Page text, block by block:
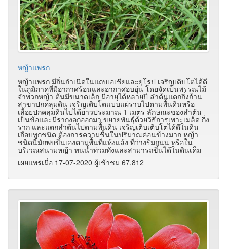
หญ้าแพรก
หญ้าแพรก มีถิ่นกำเนิดในแถบเอเชียและยุโรป เจริญเติบโตได้ดี
ในภูมิภาคที่มีอากาศร้อนและอากาศอบอุ่น โดยจัดเป็นพรรณไม้
จำพวกหญ้า ต้นมีขนาดเล็ก มีอายุได้หลายปี ลำต้นแตกกิ่งก้าน
สาขาปกคลุมดิน เจริญเติบโตแบบแผ่ราบไปตามพื้นดินหรือ
เลื้อยปกคลุมดินไปได้ยาวประมาณ 1 เมตร ลักษณะของลำต้น
เป็นข้อและมีรากงอกออกมา ขยายพันธุ์ด้วยวิธีการเพาะเมล็ด กิ่ง
ราก และแตกลำต้นไปตามพื้นดิน เจริญเติบเติบโตได้ดีในดิน
เกือบทุกชนิด ต้องการความชื้นในปริมาณค่อนข้างมาก หญ้า
ชนิดนี้มักพบขึ้นเองตามพื้นที่แห้งแล้ง ที่ว่างริมถนน หรือใน
บริเวณสนามหญ้า ทนน้ำท่วมทังและสามารถขึ้นได้ในดินเค็ม
เผยแพร่เมื่อ 17-07-2020 ผู้เช้าชม 67,812